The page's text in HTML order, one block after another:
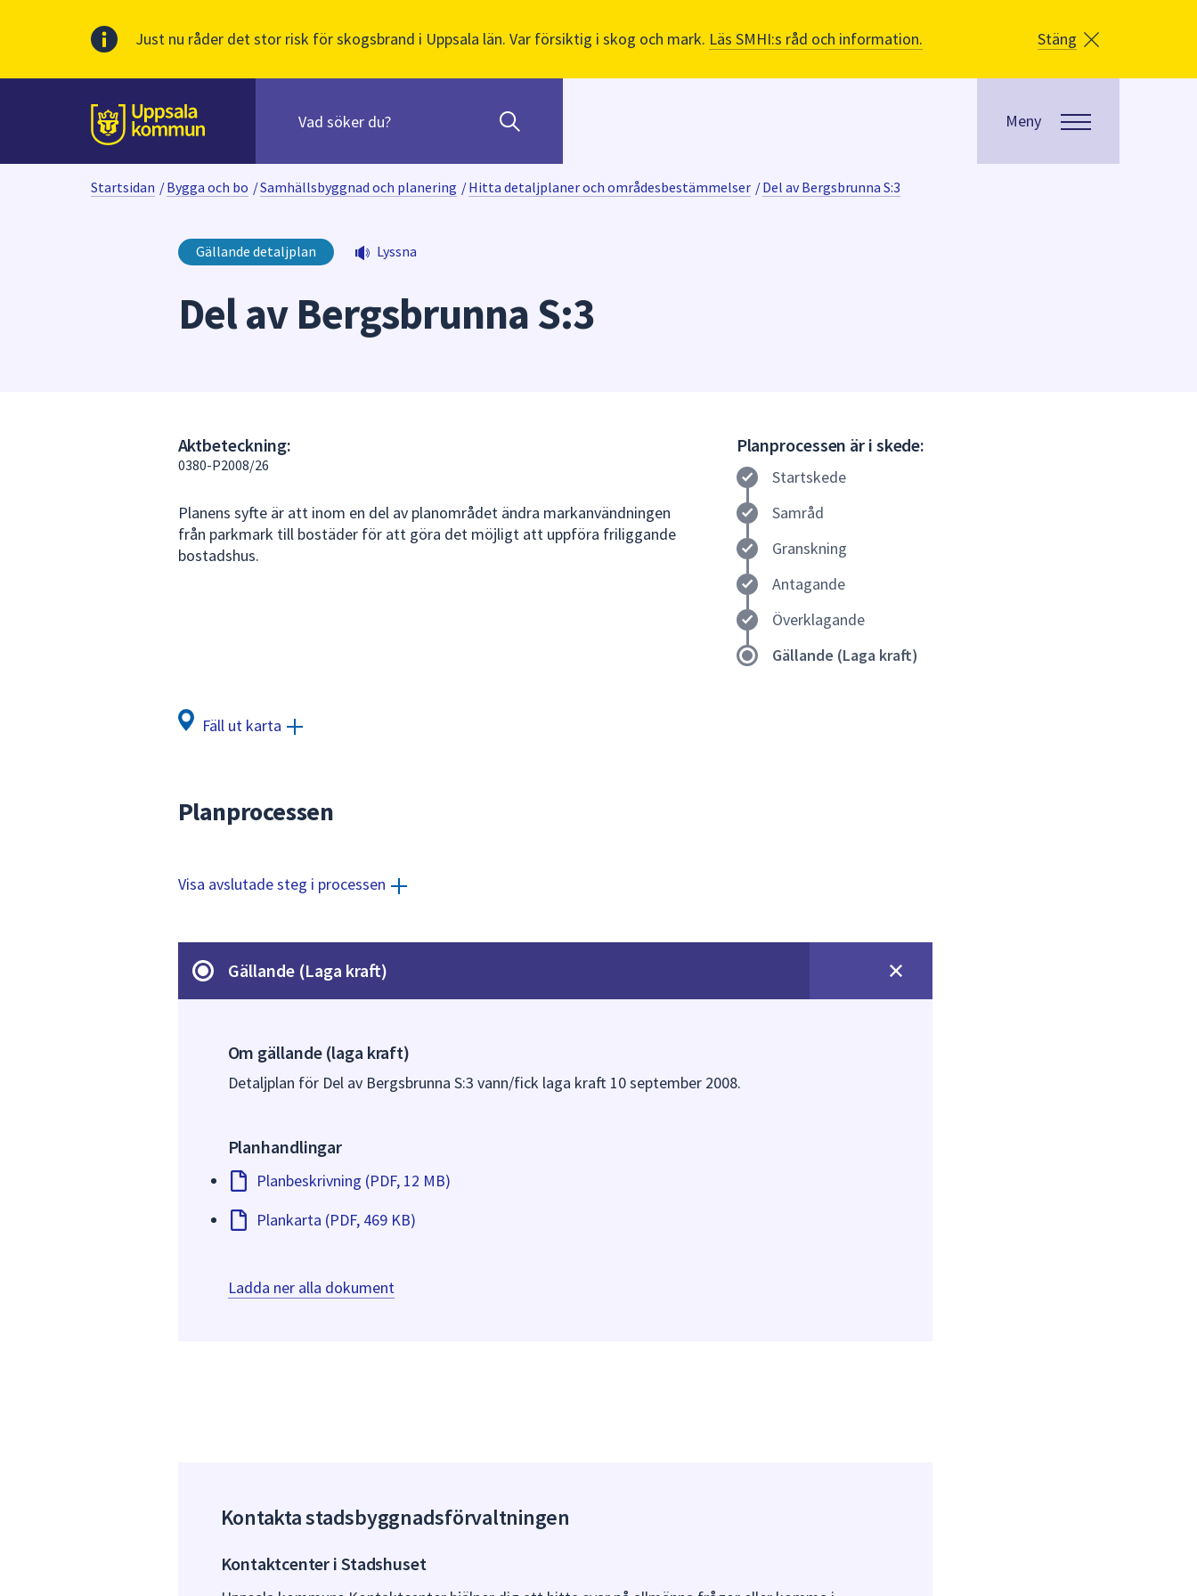
Just nu råder det stor risk för skogsbrand i Uppsala län. Var försiktig i skog och mark. Läs SMHI:s råd och information. Stäng
Till sidans
huvudinnehåll
innehåll
När
börjar
skriva
sökfältet
kommer
Använd
piltangenterna
att
navigera
mellan
av
Meny
Startsidan /Bygga och bo /Samhällsbyggnad och planering /Hitta detaljplaner och områdesbestämmelser /Del av Bergsbrunna S:3
Gällande detaljplan Lyssna
Del av Bergsbrunna S:3
Aktbeteckning:
0380-P2008/26
Planens syfte är att inom en del av planområdet ändra markanvändningen
från parkmark till bostäder för att göra det möjligt att uppföra friliggande
bostadshus.
Planprocessen är i skede:
Startskede
Samråd
Granskning
Antagande
Överklagande
Gällande (Laga kraft)
Fäll ut karta
Planprocessen
Visa avslutade steg i processen
Gällande (Laga kraft)
Om gällande (laga kraft)
Detaljplan för Del av Bergsbrunna S:3 vann/fick laga kraft 10 september 2008.
Planhandlingar
Planbeskrivning (PDF, 12 MB)
Plankarta (PDF, 469 KB)
Ladda ner alla dokument
Kontakta stadsbyggnadsförvaltningen
Kontaktcenter i Stadshuset